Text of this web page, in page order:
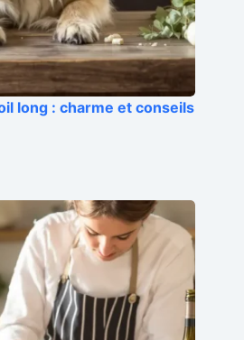
long : charme et conseils